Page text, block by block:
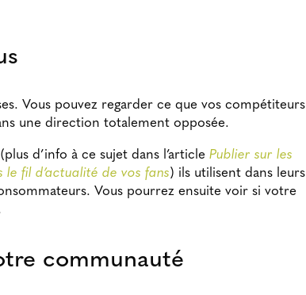
Vous pouvez regarder ce que vos compétiteurs
une direction totalement opposée.
d’info à ce sujet dans l’articlePublier sur les
fil d’actualité de vos fans) ils utilisent dans leurs
Vous pourrez ensuite voir si votre
communauté